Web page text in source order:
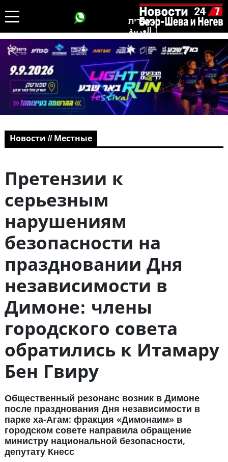
עברית
العربية
Новости // Местные
Претензии к
серьезным
нарушениям
безопасности на
праздновании Дня
независимости в
Димоне: члены
городского совета
обратились к Итамару
Бен Гвиру
Общественный резонанс возник в Димоне
после празднования Дня независимости в
парке ха-Агам: фракция «Димонаим» в
городском совете направила обращение
министру национальной безопасности,
депутату Кнесс